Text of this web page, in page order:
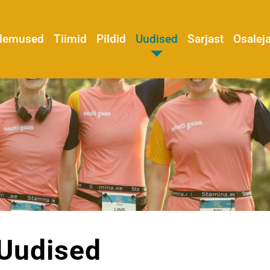
Tiimid Pildid Uudised Sarjast